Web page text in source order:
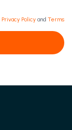
Privacy Policy and Terms